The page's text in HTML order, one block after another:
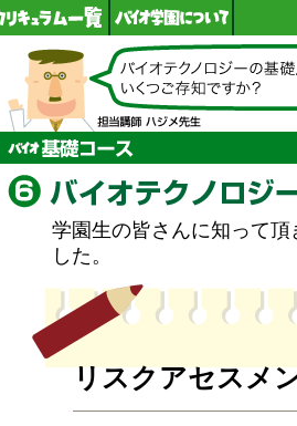
学園生の皆さんに知って
した。
リスクアセスメ